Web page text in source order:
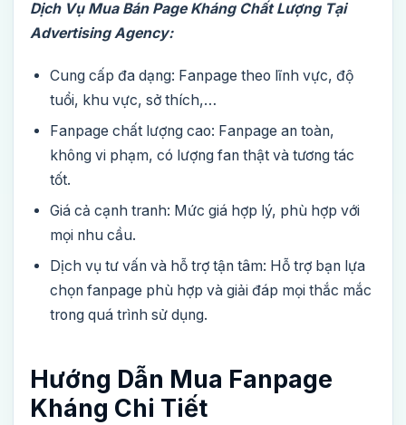
Dịch Vụ Mua Bán Page Kháng Chất Lượng Tại
Advertising Agency:
Cung cấp đa dạng: Fanpage theo lĩnh vực, độ
tuổi, khu vực, sở thích,…
Fanpage chất lượng cao: Fanpage an toàn,
không vi phạm, có lượng fan thật và tương tác
tốt.
Giá cả cạnh tranh: Mức giá hợp lý, phù hợp với
mọi nhu cầu.
Dịch vụ tư vấn và hỗ trợ tận tâm: Hỗ trợ bạn lựa
chọn fanpage phù hợp và giải đáp mọi thắc mắc
trong quá trình sử dụng.
Hướng Dẫn Mua Fanpage
Kháng Chi Tiết